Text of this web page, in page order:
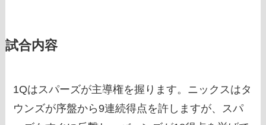
試合内容
1Qはスパーズが主導権を握ります。ニックスはタ
ウンズが序盤から9連続得点を許しますが、スパ